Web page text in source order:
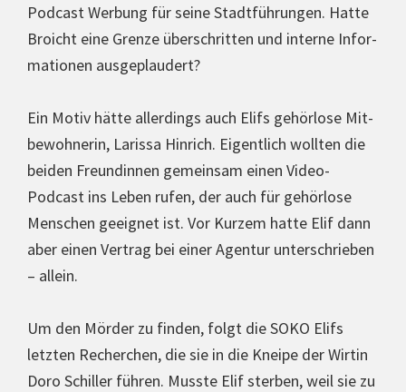
Podcast Werbung für seine Stadt­füh­run­gen. Hatte
Broicht eine Grenze über­schrit­ten und interne Infor­
ma­tio­nen aus­ge­plau­dert?
Ein Motiv hätte aller­dings auch Elifs gehörlose Mit­
be­woh­ne­rin, Larissa Hinrich. Eigent­lich wollten die
beiden Freun­din­nen gemeinsam einen Video-
Podcast ins Leben rufen, der auch für gehörlose
Menschen geeignet ist. Vor Kurzem hatte Elif dann
aber einen Vertrag bei einer Agentur unter­schrie­ben
– allein.
Um den Mörder zu finden, folgt die SOKO Elifs
letzten Recher­chen, die sie in die Kneipe der Wirtin
Doro Schiller führen. Musste Elif sterben, weil sie zu